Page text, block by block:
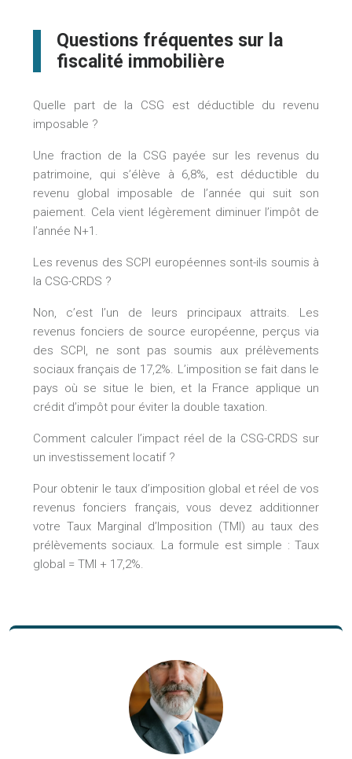
Questions fréquentes sur la
fiscalité immobilière
Quelle part de la CSG est déductible du revenu
imposable ?
Une fraction de la CSG payée sur les revenus du
patrimoine, qui s’élève à 6,8%, est déductible du
revenu global imposable de l’année qui suit son
paiement. Cela vient légèrement diminuer l’impôt de
l’année N+1.
Les revenus des SCPI européennes sont-ils soumis à
la CSG-CRDS ?
Non, c’est l’un de leurs principaux attraits. Les
revenus fonciers de source européenne, perçus via
des SCPI, ne sont pas soumis aux prélèvements
sociaux français de 17,2%. L’imposition se fait dans le
pays où se situe le bien, et la France applique un
crédit d’impôt pour éviter la double taxation.
Comment calculer l’impact réel de la CSG-CRDS sur
un investissement locatif ?
Pour obtenir le taux d’imposition global et réel de vos
revenus fonciers français, vous devez additionner
votre Taux Marginal d’Imposition (TMI) au taux des
prélèvements sociaux. La formule est simple : Taux
global = TMI + 17,2%.